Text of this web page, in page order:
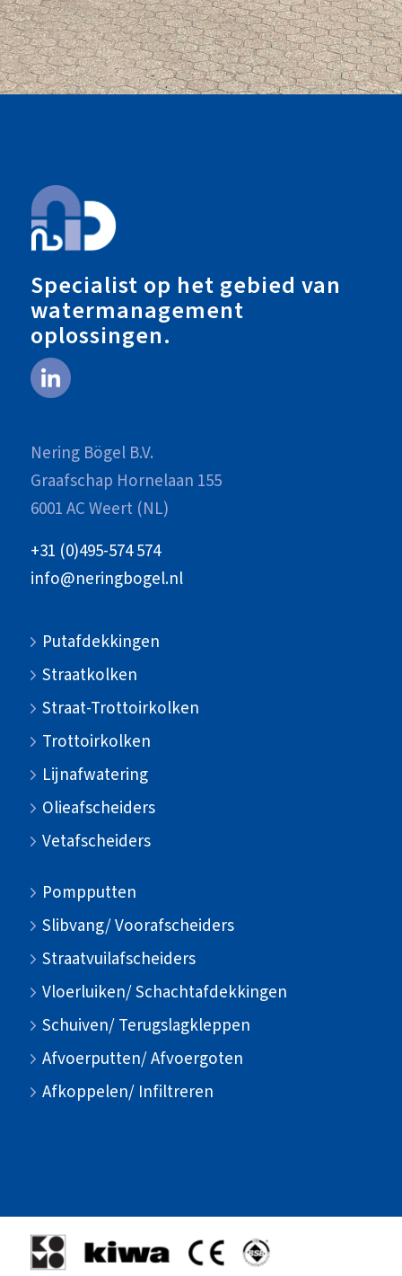
Specialist op het gebied van
watermanagement
oplossingen.
Nering Bögel B.V.
Graafschap Hornelaan 155
6001 AC Weert (NL)
+31 (0)495-574 574
info@neringbogel.nl
Putafdekkingen
Straatkolken
Straat-Trottoirkolken
Trottoirkolken
Lijnafwatering
Olieafscheiders
Vetafscheiders
Pompputten
Slibvang/ Voorafscheiders
Straatvuilafscheiders
Vloerluiken/ Schachtafdekkingen
Schuiven/ Terugslagkleppen
Afvoerputten/ Afvoergoten
Afkoppelen/ Infiltreren